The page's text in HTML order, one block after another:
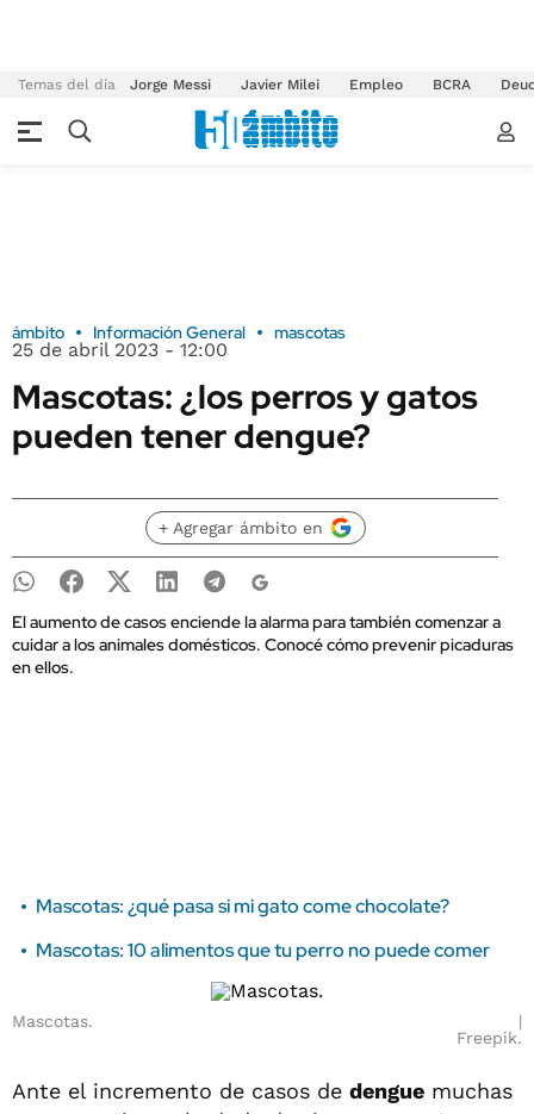
Temas del día Jorge Messi Javier Milei Empleo BCRA
ámbito Información General mascotas
25 de abril 2023 - 12:00
Mascotas: ¿los perros y gatos
pueden tener dengue?
+ Agregar ámbito en
El aumento de casos enciende la alarma para también comenzar a
cuidar a los animales domésticos. Conocé cómo prevenir picaduras
en ellos.
Mascotas: ¿qué pasa si mi gato come chocolate?
Mascotas: 10 alimentos que tu perro no puede comer
Mascotas.
Freepik.
Ante el incremento de casos de dengue muchas